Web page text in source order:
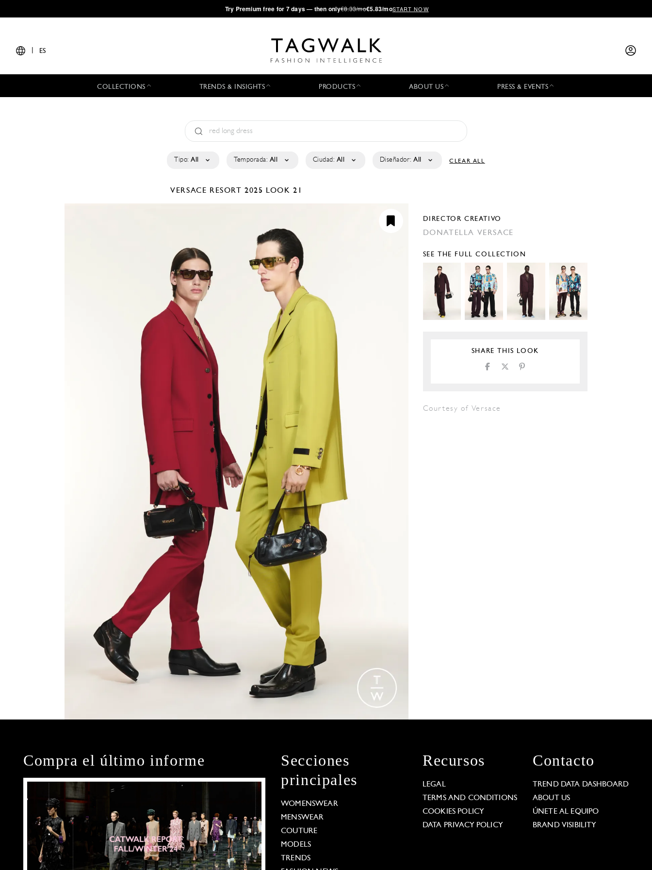
·Try Premium free for 7 days — then only€8.33/mo€5.83/moSTART NOW
ES
COLLECTIONS TRENDS & INSIGHTS PRODUCTS ABOUT US PRESS & EVENTS
Tipo: All Temporada: All Ciudad: All Diseñador: All CLEAR ALL
VERSACE RESORT 2025 LOOK 21
DIRECTOR CREATIVO
DONATELLA VERSACE
SEE THE FULL COLLECTION
SHARE THIS LOOK
Courtesy of Versace
Compra el último informe
Secciones
principales
WOMENSWEAR
MENSWEAR
COUTURE
MODELS
TRENDS
Recursos
LEGAL
TERMS AND CONDITIONS
COOKIES POLICY
DATA PRIVACY POLICY
Contacto
TREND DATA DASHBOARD
ABOUT US
ÚNETE AL EQUIPO
BRAND VISIBILITY